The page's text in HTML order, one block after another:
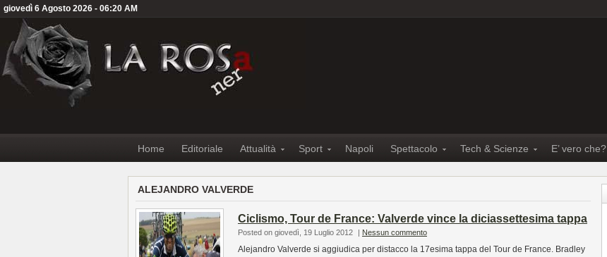
giovedì 6 Agosto 2026 - 06:20 AM
Home Editoriale Attualità Sport Napoli Spettacolo Tech & Scienze E’ vero che?
ALEJANDRO VALVERDE
Ciclismo, Tour de France: Valverde vince la diciassettesima tappa
Posted on giovedì, 19 Luglio 2012 | Nessun commento
Alejandro Valverde si aggiudica per distacco la 17esima tappa del Tour de France. Bradley